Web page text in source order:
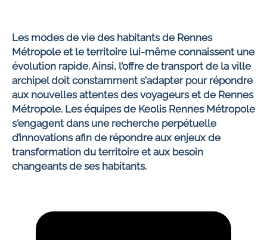
Les modes de vie des habitants de Rennes
Métropole et le territoire lui-même connaissent une
évolution rapide. Ainsi, l’offre de transport de la ville
archipel doit constamment s'adapter pour répondre
aux nouvelles attentes des voyageurs et de Rennes
Métropole. Les équipes de Keolis Rennes Métropole
s'engagent dans une recherche perpétuelle
d’innovations afin de répondre aux enjeux de
transformation du territoire et aux besoin
changeants de ses habitants.